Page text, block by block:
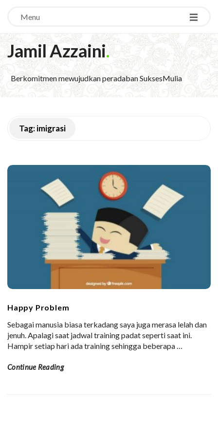
Menu
Jamil Azzaini.
Berkomitmen mewujudkan peradaban SuksesMulia
Tag:imigrasi
Happy Problem
Sebagai manusia biasa terkadang saya juga merasa lelah dan
jenuh. Apalagi saat jadwal training padat seperti saat ini.
Hampir setiap hari ada training sehingga beberapa…
Continue Reading